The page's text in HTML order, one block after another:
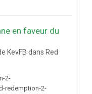
en faveur du
KevFB dans Red
2-
redemption-2-